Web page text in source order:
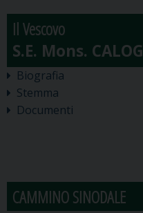
Il Vescovo
Biografia
Stemma
Documenti
CAMMINO SINODALE